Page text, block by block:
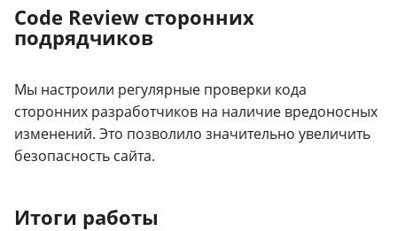
Code Review сторонних
подрядчиков
Мы настроили регулярные проверки кода
сторонних разработчиков на наличие вредоносных
изменений. Это позволило значительно увеличить
безопасность сайта.
Итоги работы